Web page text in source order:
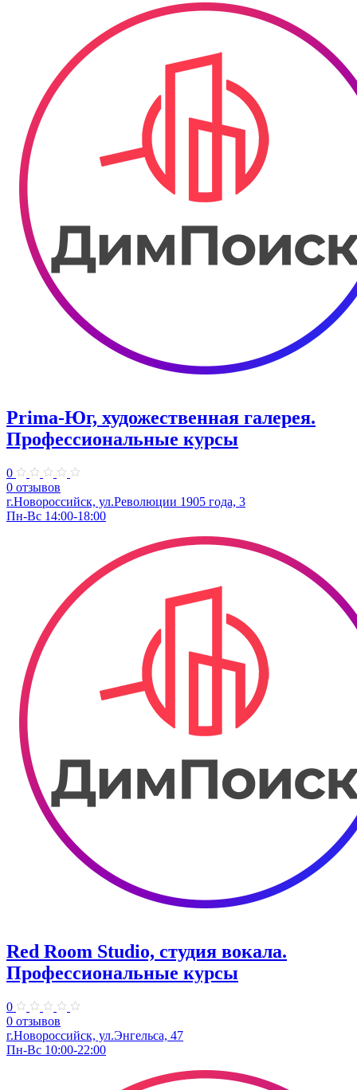
Prima-Юг, художественная галерея.
Профессиональные курсы
0
0 отзывов
г.Новороссийск, ул.Революции 1905 года, 3
Пн-Вс 14:00-18:00
Red Room Studio, студия вокала.
Профессиональные курсы
0
0 отзывов
г.Новороссийск, ул.Энгельса, 47
Пн-Вс 10:00-22:00